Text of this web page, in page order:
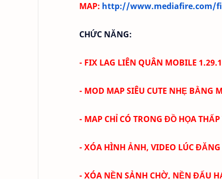
MAP: http://www.mediafire.com/
CHỨC NĂNG:
- FIX LAG LIÊN QUÂN MOBILE
- MOD MAP SIÊU CUTE NHẸ BẰNG
- MAP CHỈ CÓ TRONG ĐỒ HỌA
- XÓA HÌNH ẢNH, VIDEO LÚC
- XÓA NỀN SẢNH CHỜ, NỀN ĐẤU